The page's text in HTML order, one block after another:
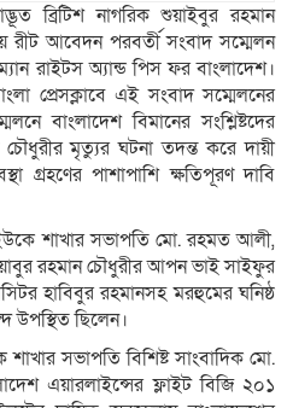
ব্রিটিশ নাগরিক শুয়াইবুর রহমান
রীট আবেদন পরবর্তী সংবাদ সম্মেলন
রাইটস অ্যান্ড পিস ফর বাংলাদেশ।
প্রেসক্লাবে এই সংবাদ সম্মেলনের
বাংলাদেশ বিমানের সংশ্লিষ্টদের
চৌধুরীর মৃত্যুর ঘটনা তদন্ত করে দায়ী
গ্রহণের পাশাপাশি ক্ষতিপূরণ দাবি
শাখার সভাপতি মো. রহমত আলী,
রহমান চৌধুরীর আপন ভাই সাইফুর
হাবিবুর রহমানসহ মরহুমের ঘনিষ্ঠ
উপস্থিত ছিলেন।
সভাপতি বিশিষ্ট সাংবাদিক মো.
এয়ারলাইন্সের ফ্লাইট বিজি ২০১